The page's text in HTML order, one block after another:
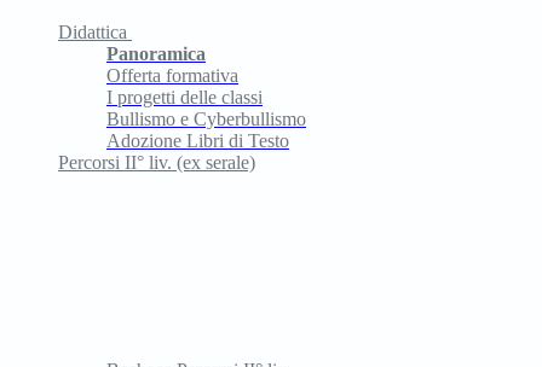
Didattica
Panoramica
Offerta formativa
I progetti delle classi
Bullismo e Cyberbullismo
Adozione Libri di Testo
Percorsi II° liv. (ex serale)